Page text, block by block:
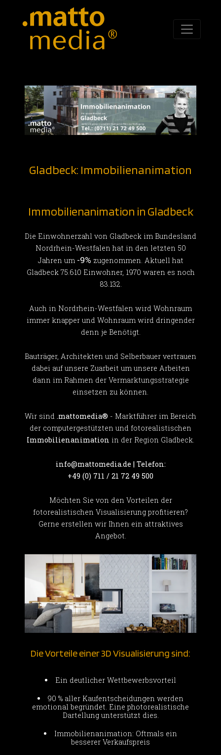
Gladbeck: Immobilienanimation
Immobilienanimation in Gladbeck
Die Einwohnerzahl von Gladbeck im Bundesland
Nordrhein-Westfalen hat in den letzten 50
Jahren um -9% zugenommen. Aktuell hat
Gladbeck 75.610 Einwohner, 1970 waren es noch
83.132.
Auch in Nordrhein-Westfalen wird Wohnraum
immer knapper und Wohnraum wird dringender
denn je Benötigt.
Bauträger, Architekten und Selberbauer vertrauen
dabei auf unsere Zuarbeit um unsere Arbeiten
dann im Rahmen der Vermarktungsstrategie
einsetzen zu können.
Wir sind .mattomedia® - Marktführer im Bereich
der computergestützten und fotorealistischen
Immobilienanimation in der Region Gladbeck.
info@mattomedia.de | Telefon:
+49 (0) 711 / 21 72 49 500
Möchten Sie von den Vorteilen der
fotorealistischen Visualisierung profitieren?
Gerne erstellen wir Ihnen ein attraktives
Angebot.
Die Vorteile einer 3D Visualisierung sind:
Ein deutlicher Wettbewerbsvorteil
90 % aller Kaufentscheidungen werden
emotional begründet. Eine photorealistische
Dartellung unterstützt dies.
Immobilienanimation: Oftmals ein
besserer Verkaufspreis